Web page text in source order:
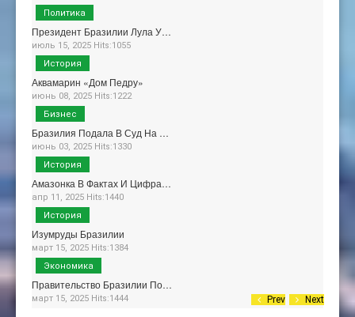
Prev Next
Президент Бразилии Лула У…
июль 15, 2025 Hits:1055
Политика
Аквамарин «Дом Педру»
июнь 08, 2025 Hits:1222
История
Бразилия Подала В Суд На …
июнь 03, 2025 Hits:1330
Бизнес
Амазонка В Фактах И Цифра…
апр 11, 2025 Hits:1440
История
Изумруды Бразилии
март 15, 2025 Hits:1384
История
Правительство Бразилии По…
март 15, 2025 Hits:1444
Экономика